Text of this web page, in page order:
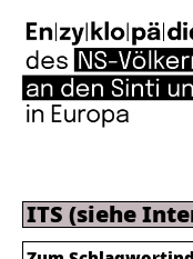
ITS (siehe